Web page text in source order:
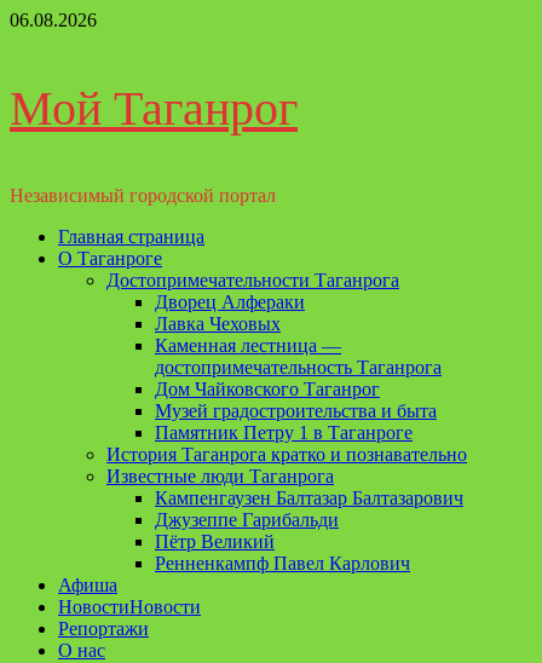
Перейти
06.08.2026
Мой Таганрог
Независимый городской портал
Основное
меню
Главная страница
О Таганроге
Достопримечательности Таганрога
Дворец Алфераки
Лавка Чеховых
Каменная лестница —
достопримечательность Таганрога
Дом Чайковского Таганрог
Музей градостроительства и быта
Памятник Петру 1 в Таганроге
История Таганрога кратко и познавательно
Известные люди Таганрога
Кампенгаузен Балтазар Балтазарович
Джузеппе Гарибальди
Пётр Великий
Ренненкампф Павел Карлович
Афиша
НовостиНовости
Репортажи
О нас